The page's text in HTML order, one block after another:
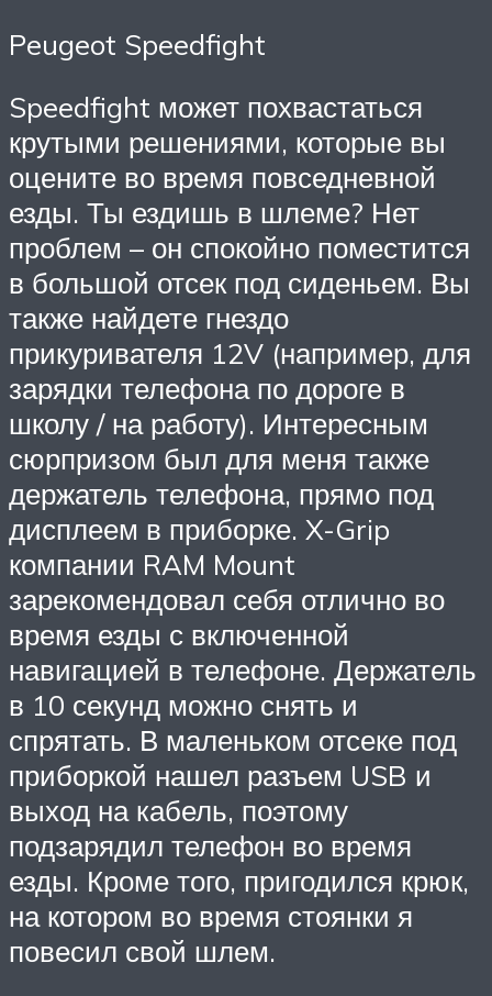
Peugeot Speedfight
Speedfight может похвастаться
крутыми решениями, которые вы
оцените во время повседневной
езды. Ты ездишь в шлеме? Нет
проблем – он спокойно поместится
в большой отсек под сиденьем. Вы
также найдете гнездо
прикуривателя 12V (например, для
зарядки телефона по дороге в
школу / на работу). Интересным
сюрпризом был для меня также
держатель телефона, прямо под
дисплеем в приборке. X-Grip
компании RAM Mount
зарекомендовал себя отлично во
время езды с включенной
навигацией в телефоне. Держатель
в 10 секунд можно снять и
спрятать. В маленьком отсеке под
приборкой нашел разъем USB и
выход на кабель, поэтому
подзарядил телефон во время
езды. Кроме того, пригодился крюк,
на котором во время стоянки я
повесил свой шлем.